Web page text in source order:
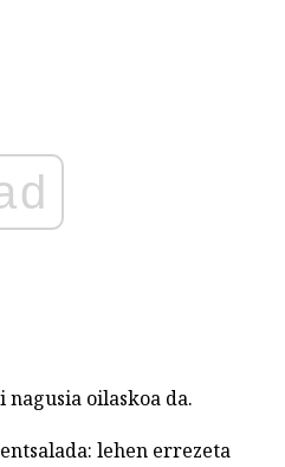
nagusia oilaskoa da.
lehen errezeta